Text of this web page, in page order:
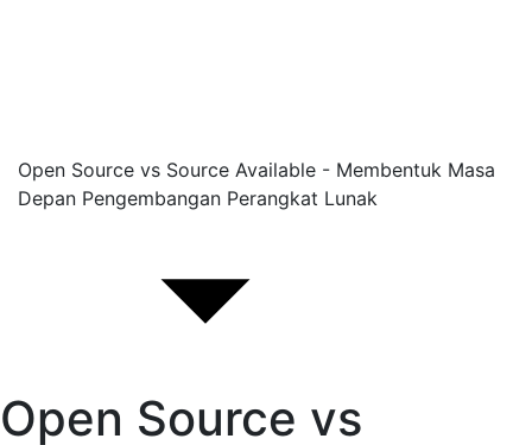
Open Source vs Source Available - Membentuk Masa
Depan Pengembangan Perangkat Lunak
Open Source vs